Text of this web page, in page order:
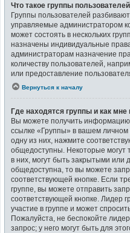
Что такое группы
Группы пользователей
управляемые администратором
может состоять в нескольких
назначены индивидуальные
администраторам назначение
количеству пользователей,
или предоставление
Вернуться к началу
Где находятся группы и как мне
Вы можете получить
ссылке «Группы» в вашем личном
одну из них, нажмите
общедоступны. Некоторые могут
в них, могут быть закрытыми или
общедоступна, то вы можете
соответствующей кнопке. Если
группе, вы можете отправить
соответствующей кнопке. Лидер
участие в группе и может
Пожалуйста, не беспокойте
запрос; у него могут быть для